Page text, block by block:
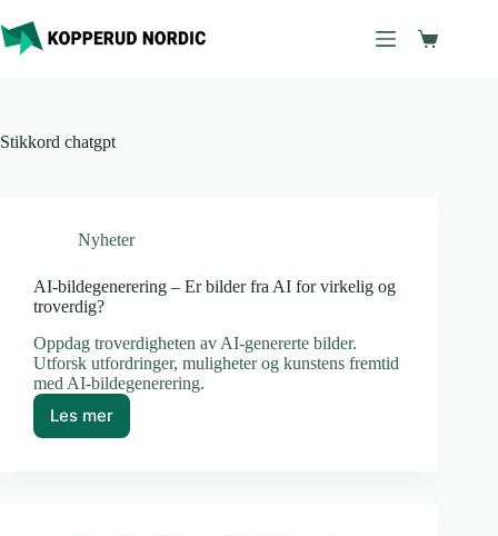
til
innholdet
Stikkord chatgpt
Nyheter
AI-bildegenerering – Er bilder fra AI for virkelig og
troverdig?
Oppdag troverdigheten av AI-genererte bilder.
Utforsk utfordringer, muligheter og kunstens fremtid
med AI-bildegenerering.
Les mer
AI-